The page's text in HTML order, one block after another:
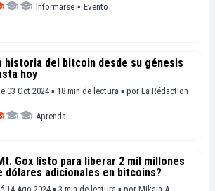
Informarse ▪ Evento
historia del bitcoin desde su génesis
hoy
03 Oct 2024 ▪ 18 min de lectura ▪ por La Rédaction
Aprenda
Gox listo para liberar 2 mil millones
dólares adicionales en bitcoins?